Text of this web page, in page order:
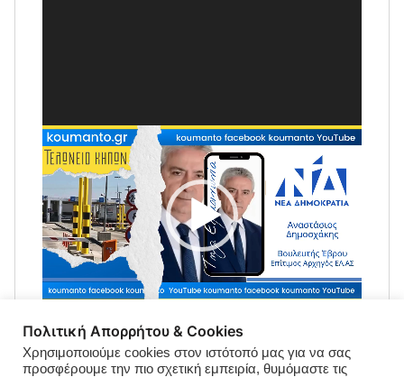
Πολιτική Απορρήτου & Cookies
Χρησιμοποιούμε cookies στον ιστότοπό μας για να σας
προσφέρουμε την πιο σχετική εμπειρία, θυμόμαστε τις